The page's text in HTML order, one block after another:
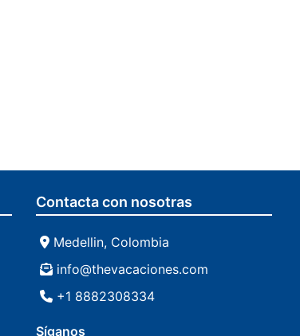
Contacta con nosotras
Medellin, Colombia
info@thevacaciones.com
+1 8882308334
Síganos